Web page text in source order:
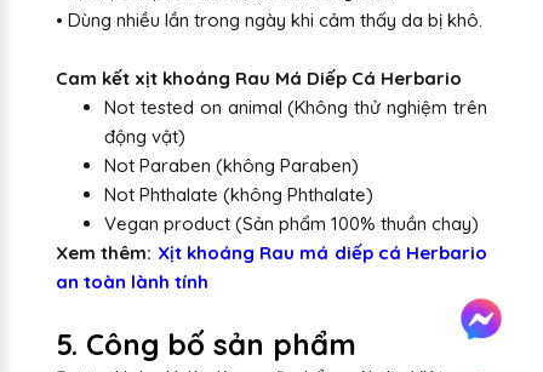
• Dùng nhiều lần trong ngày khi cảm thấy da bị khô.
Cam kết xịt khoáng Rau Má Diếp Cá Herbario
Not tested on animal (Không thử nghiệm trên
động vật)
Not Paraben (không Paraben)
Not Phthalate (không Phthalate)
Vegan product (Sản phẩm 100% thuần chay)
Xem thêm: Xịt khoáng Rau má diếp cá Herbario
an toàn lành tính
5. Công bố sản phẩm